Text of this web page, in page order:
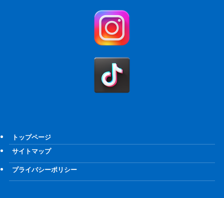
トップページ
サイトマップ
プライバシーポリシー